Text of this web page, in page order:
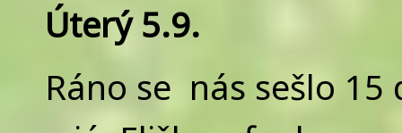
Úterý 5.9.
Ráno se nás sešlo